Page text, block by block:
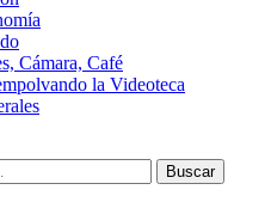
Cámara, Café
la Videoteca